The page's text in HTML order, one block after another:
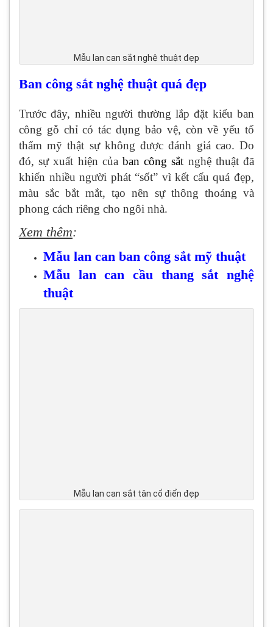
Mẫu lan can sắt nghệ thuật đẹp
Ban công sắt nghệ thuật quá đẹp
Trước đây, nhiều người thường lắp đặt kiểu ban
công gỗ chỉ có tác dụng bảo vệ, còn về yếu tố
thẩm mỹ thật sự không được đánh giá cao. Do
đó, sự xuất hiện của ban công sắt nghệ thuật đã
khiến nhiều người phát “sốt” vì kết cấu quá đẹp,
màu sắc bắt mắt, tạo nên sự thông thoáng và
phong cách riêng cho ngôi nhà.
Xem thêm:
Mẫu lan can ban công sắt mỹ thuật
Mẫu lan can cầu thang sắt nghệ
thuật
Mẫu lan can sắt tân cổ điển đẹp